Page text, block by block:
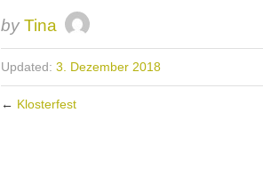
by Tina
Updated: 3. Dezember 2018
← Klosterfest